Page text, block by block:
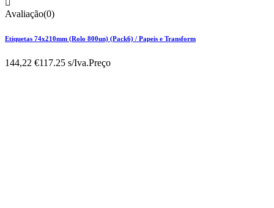
Avaliação(0)
Etiquetas 74x210mm (Rolo 800un) (Pack6) / Papeis e Transform
144,22 €117.25 s/Iva.Preço